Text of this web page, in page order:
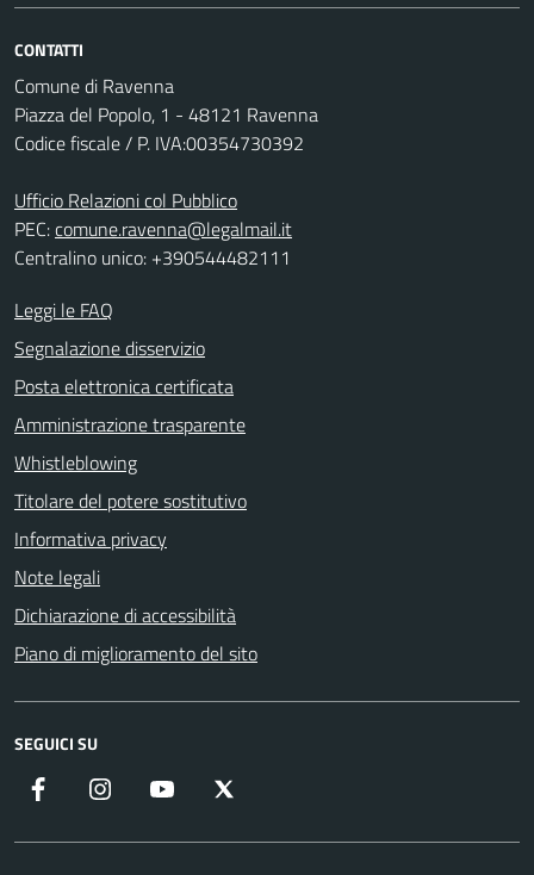
CONTATTI
Comune di Ravenna
Piazza del Popolo, 1 - 48121 Ravenna
Codice fiscale / P. IVA:00354730392
Ufficio Relazioni col Pubblico
PEC:comune.ravenna@legalmail.it
Centralino unico: +390544482111
Leggi le FAQ
Segnalazione disservizio
Posta elettronica certificata
Amministrazione trasparente
Whistleblowing
Titolare del potere sostitutivo
Informativa privacy
Note legali
Dichiarazione di accessibilità
Piano di miglioramento del sito
SEGUICI SU
Facebook Instagram YouTube